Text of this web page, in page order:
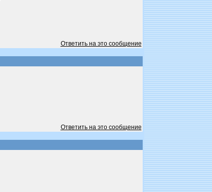
Ответить на это сообщение
Ответить на это сообщение